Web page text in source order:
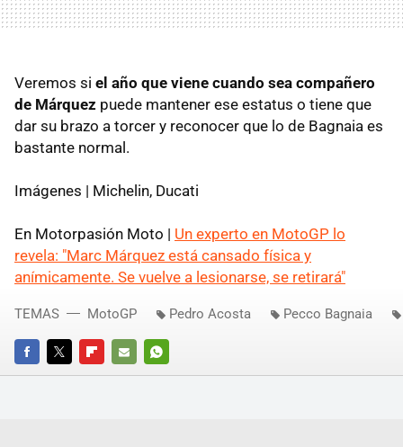
Veremos si el año que viene cuando sea compañero
de Márquez puede mantener ese estatus o tiene que
dar su brazo a torcer y reconocer que lo de Bagnaia es
bastante normal.
Imágenes | Michelin, Ducati
En Motorpasión Moto | Un experto en MotoGP lo
revela: "Marc Márquez está cansado física y
anímicamente. Se vuelve a lesionarse, se retirará"
FACEBOOKTWITTERFLIPBOARD
E-
WHATSAPP
TEMAS MotoGP Pedro Acosta Pecco Bagnaia